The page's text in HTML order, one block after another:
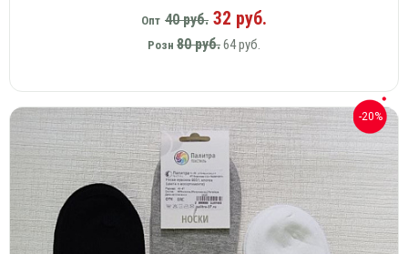
Опт 40 руб. 32 руб.
Розн 80 руб.64 руб.
-20%